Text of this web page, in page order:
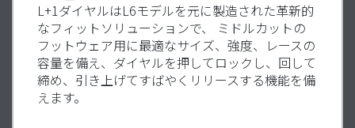
L+1ダイヤルはL6モデルを元に製造された革新的
なフィットソリューションで、 ミドルカットの
フットウェア用に最適なサイズ、強度、レースの
容量を備え、ダイヤルを押してロックし、回して
締め、引き上げてすばやくリリースする機能を備
えます。